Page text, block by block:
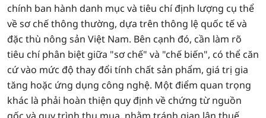
chính ban hành danh mục và tiêu chí định lượng cụ thể
về sơ chế thông thường, dựa trên thông lệ quốc tế và
đặc thù nông sản Việt Nam. Bên cạnh đó, cần làm rõ
tiêu chí phân biệt giữa "sơ chế" và "chế biến", có thể căn
cứ vào mức độ thay đổi tính chất sản phẩm, giá trị gia
tăng hoặc ứng dụng công nghệ. Một điểm quan trọng
khác là phải hoàn thiện quy định về chứng từ nguồn